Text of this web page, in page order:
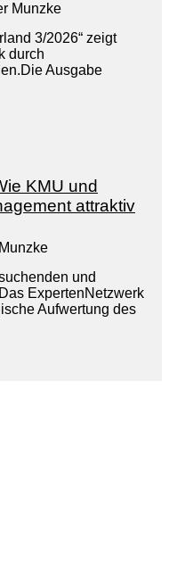
Munzke
3/2026“ zeigt
durch
Ausgabe
KMU und
attraktiv
und
ExpertenNetzwerk
Aufwertung des